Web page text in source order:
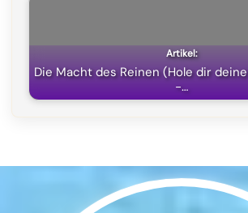
Die Macht des Reinen (Hole dir
-…